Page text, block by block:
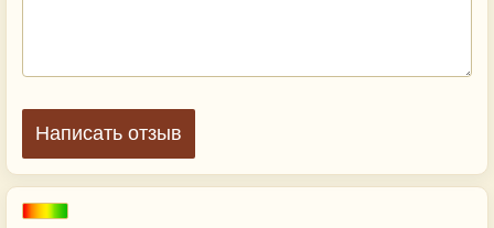
Написать отзыв